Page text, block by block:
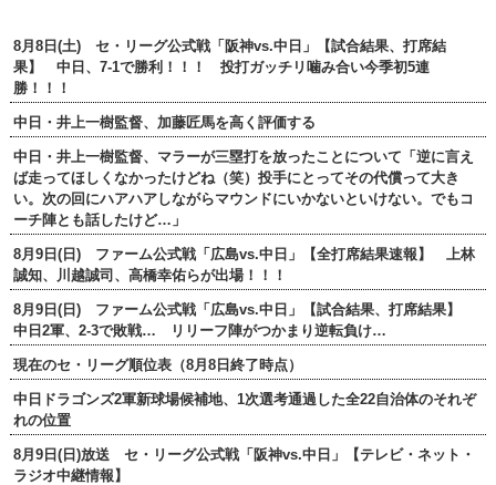
8月8日(土) セ・リーグ公式戦「阪神vs.中日」【試合結果、打席結
果】 中日、7-1で勝利！！！ 投打ガッチリ噛み合い今季初5連
勝！！！
中日・井上一樹監督、加藤匠馬を高く評価する
中日・井上一樹監督、マラーが三塁打を放ったことについて「逆に言え
ば走ってほしくなかったけどね（笑）投手にとってその代償って大き
い。次の回にハアハアしながらマウンドにいかないといけない。でもコ
ーチ陣とも話したけど…」
8月9日(日) ファーム公式戦「広島vs.中日」【全打席結果速報】 上林
誠知、川越誠司、高橋幸佑らが出場！！！
8月9日(日) ファーム公式戦「広島vs.中日」【試合結果、打席結果】
中日2軍、2-3で敗戦… リリーフ陣がつかまり逆転負け…
現在のセ・リーグ順位表（8月8日終了時点）
中日ドラゴンズ2軍新球場候補地、1次選考通過した全22自治体のそれぞ
れの位置
8月9日(日)放送 セ・リーグ公式戦「阪神vs.中日」【テレビ・ネット・
ラジオ中継情報】